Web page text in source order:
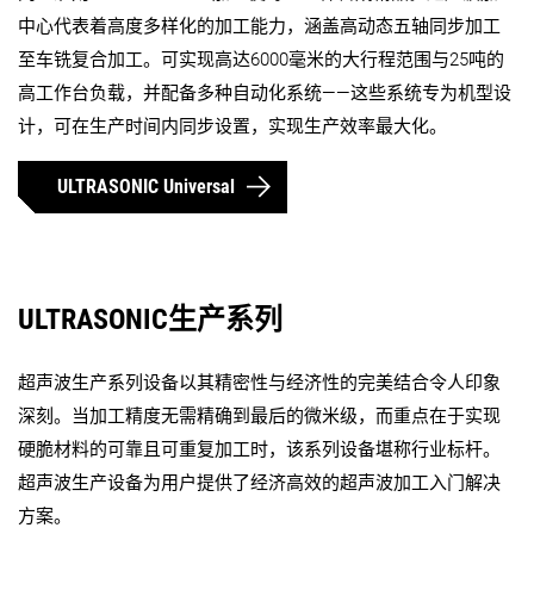
中心代表着高度多样化的加工能力，涵盖高动态五轴同步加工
至车铣复合加工。可实现高达6000毫米的大行程范围与25吨的
高工作台负载，并配备多种自动化系统——这些系统专为机型设
计，可在生产时间内同步设置，实现生产效率最大化。
ULTRASONIC Universal
ULTRASONIC生产系列
超声波生产系列设备以其精密性与经济性的完美结合令人印象
深刻。当加工精度无需精确到最后的微米级，而重点在于实现
硬脆材料的可靠且可重复加工时，该系列设备堪称行业标杆。
超声波生产设备为用户提供了经济高效的超声波加工入门解决
方案。